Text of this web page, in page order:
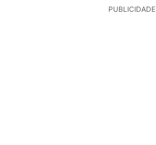
PUBLICIDADE